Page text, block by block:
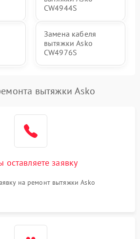
CW4944S
Замена кабеля
вытяжки Asko
CW4976S
вытяжки Asko
оставляете заявку
на ремонт вытяжки Asko